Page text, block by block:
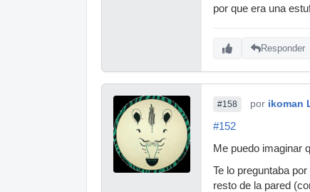
por que era una
Responder
#158 por ikoman
#152
Me puedo imaginar
Te lo preguntaba
resto de la pared